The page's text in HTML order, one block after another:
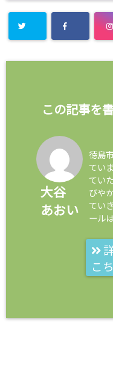
この記事を
大谷
あおい
徳島
てい
てい
びや
てい
ール
こ